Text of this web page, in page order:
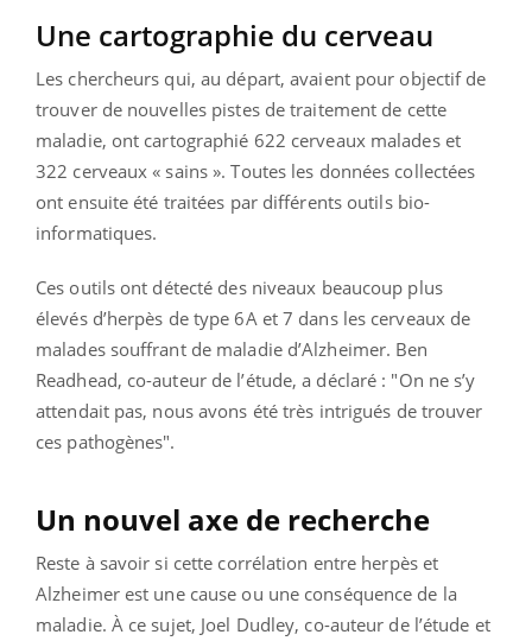
Une cartographie du cerveau
Les chercheurs qui, au départ, avaient pour objectif de
trouver de nouvelles pistes de traitement de cette
maladie, ont cartographié 622 cerveaux malades et
322 cerveaux « sains ». Toutes les données collectées
ont ensuite été traitées par différents outils bio-
informatiques.
Ces outils ont détecté des niveaux beaucoup plus
élevés d’herpès de type 6A et 7 dans les cerveaux de
malades souffrant de maladie d’Alzheimer. Ben
Readhead, co-auteur de l’étude, a déclaré : "On ne s’y
attendait pas, nous avons été très intrigués de trouver
ces pathogènes".
Un nouvel axe de recherche
Reste à savoir si cette corrélation entre herpès et
Alzheimer est une cause ou une conséquence de la
maladie. À ce sujet, Joel Dudley, co-auteur de l’étude et